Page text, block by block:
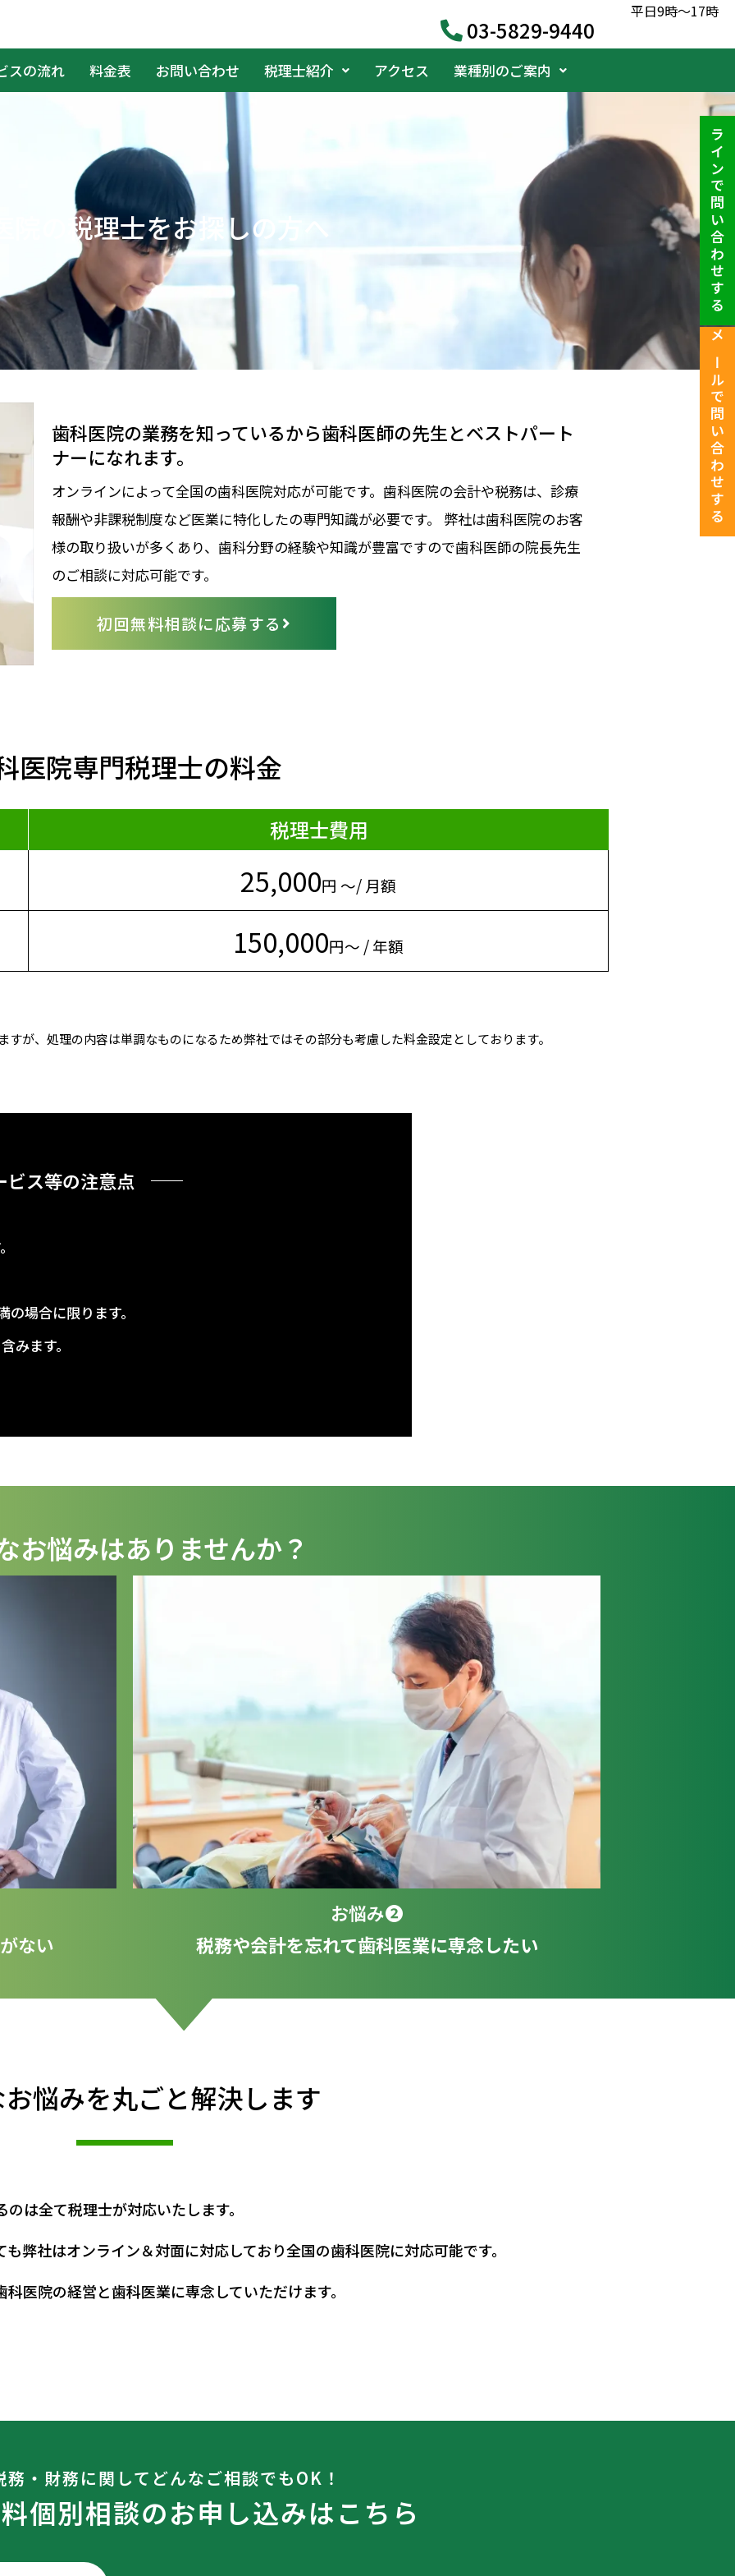
平日9時〜17時
03-5829-9440
スの流れ 料金表 お問い合わせ 税理士紹介 アクセス 業種別のご案内
院の税理士をお探しの方へ
歯科医院の業務を知っているから歯科医師の先生とベストパート
ナーになれます。
オンラインによって全国の歯科医院対応が可能です。歯科医院の会計や税務は、診療
報酬や非課税制度など医業に特化したの専門知識が必要です。 弊社は歯科医院のお客
様の取り扱いが多くあり、歯科分野の経験や知識が豊富ですので歯科医師の院長先生
のご相談に対応可能です。
初回無料相談に応募する
医院専門税理士の料金
税理士費用
25,000円 ～/ 月額
150,000円～ / 年額
が、処理の内容は単調なものになるため弊社ではその部分も考慮した料金設定としております。
ビス等の注意点
場合に限ります。
みます。
お悩みはありませんか？
ない
お悩み❷
税務や会計を忘れて歯科医業に専念したい
悩みを丸ごと解決します
は全て税理士が対応いたします。
弊社はオンライン＆対面に対応しており全国の歯科医院に対応可能です。
医院の経営と歯科医業に専念していただけます。
務・財務に関して どんなご相談でもOK！
個別相談のお申し込みはこちら
メールで問い合わせする
ラインで問い合わせする